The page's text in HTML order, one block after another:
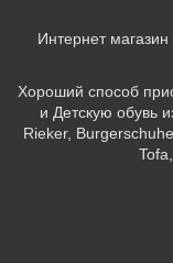
Интернет
Хороший способ
и Детскую обувь
Rieker,